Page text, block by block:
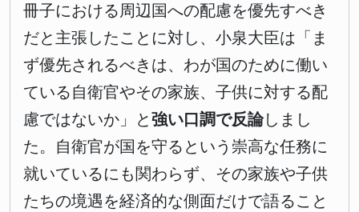
冊子における周辺国への配慮を優先すべき
だと主張したことに対し、小泉大臣は「ま
ず優先されるべきは、わが国のために働い
ている自衛官やその家族、子供に対する配
慮ではないか」と強い口調で反論しまし
た。自衛官が国を守るという崇高な任務に
就いているにも関わらず、その家族や子供
たちの境遇を経済的な側面だけで語ること